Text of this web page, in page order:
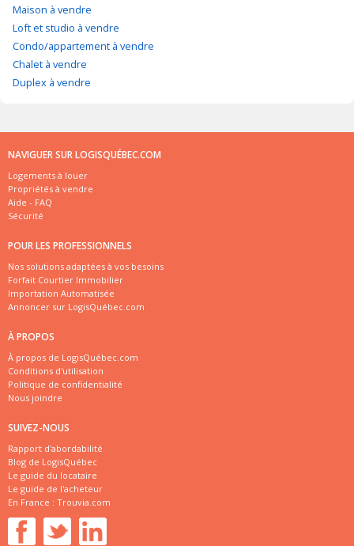
Maison à vendre
Loft et studio à vendre
Condo/appartement à vendre
Chalet à vendre
Duplex à vendre
NAVIGUER SUR LOGISQUÉBEC.COM
Logements à louer
Propriétés à vendre
Aide - FAQ
Sécurité
POUR LES PROFESSIONNELS
Nos solutions adaptées à vos besoins
Forfait Courtier Immobilier
Importation Automatisée
Annoncer sur LogisQuébec.com
À PROPOS
À propos de LogisQuébec.com
Conditions d'utilisation
Politique de confidentialité
Nous joindre
SUIVEZ-NOUS
Rapport d'abordabilité
Blog de LogisQuébec
Le guide du locataire
Le guide de l'acheteur
En France : Trouvia.com